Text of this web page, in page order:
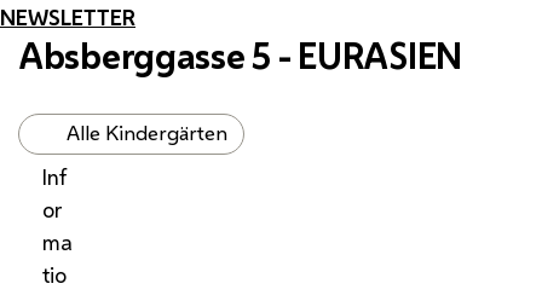
NEWSLETTER
Absberggasse 5 - EURASIEN
Alle Kindergärten
Inf
or
ma
tio